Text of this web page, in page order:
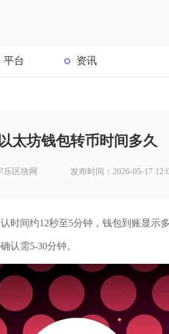
平台 资讯
太坊钱包转币时间多久
乐区块网 发布时间：2026-05-17
时间约12秒至5分钟，钱包到账显示
认需5-30分钟。